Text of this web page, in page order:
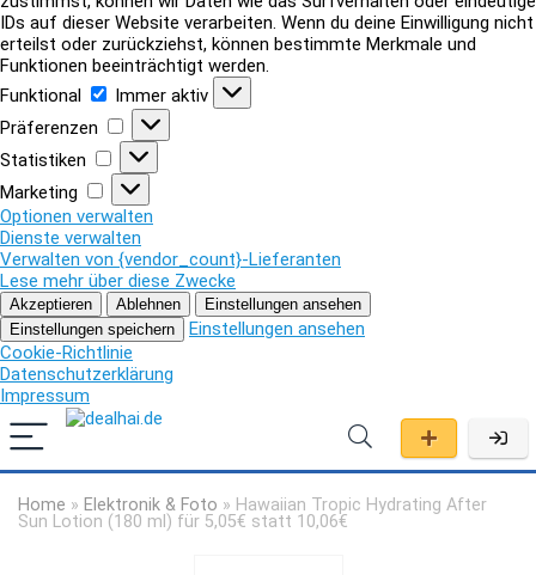
IDs auf dieser Website verarbeiten. Wenn du deine Einwilligung nicht
erteilst oder zurückziehst, können bestimmte Merkmale und
Funktionen beeinträchtigt werden.
Funktional
Funktional
Immer aktiv
Präferenzen
Präferenzen
Statistiken
Statistiken
Marketing
Marketing
Optionen verwalten
Dienste verwalten
Verwalten von {vendor_count}-Lieferanten
Lese mehr über diese Zwecke
Akzeptieren Ablehnen
Einstellungen ansehen
Einstellungen speichern
Einstellungen ansehen
Cookie-Richtlinie
Datenschutzerklärung
Impressum
Home » Elektronik & Foto » Hawaiian Tropic Hydrating After
Sun Lotion (180 ml) für 5,05€ statt 10,06€